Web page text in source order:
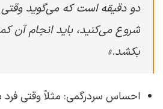
دو دقیقه است که می‌گوید
شروع می‌کنید، باید انجام آن
بکشد.»
احساس سردرگمی: مثلاً وقتی فرد